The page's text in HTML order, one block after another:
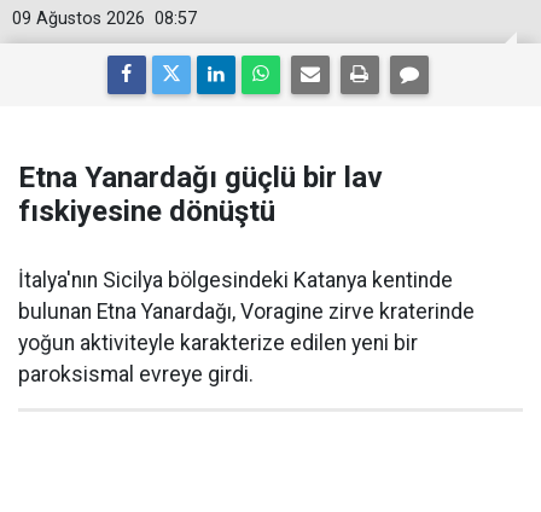
08:57
09 Ağustos 2026
Etna Yanardağı güçlü bir lav
fıskiyesine dönüştü
İtalya'nın Sicilya bölgesindeki Katanya kentinde
bulunan Etna Yanardağı, Voragine zirve kraterinde
yoğun aktiviteyle karakterize edilen yeni bir
paroksismal evreye girdi.